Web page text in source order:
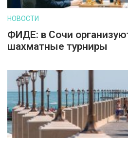
НОВОСТИ
ФИДЕ: в Сочи
шахматные турниры